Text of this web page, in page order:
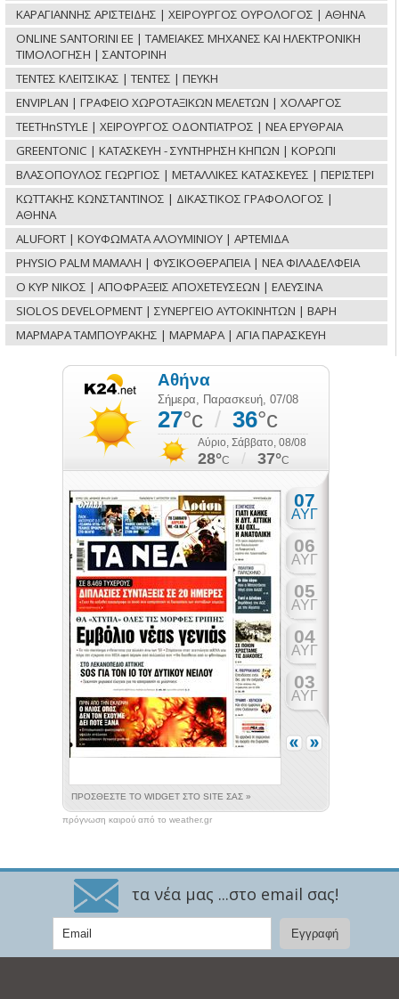
ΚΑΡΑΓΙΑΝΝΗΣ ΑΡΙΣΤΕΙΔΗΣ | ΧΕΙΡΟΥΡΓΟΣ ΟΥΡΟΛΟΓΟΣ | ΑΘΗΝΑ
ONLINE SANTORINI ΕΕ | ΤΑΜΕΙΑΚΕΣ ΜΗΧΑΝΕΣ ΚΑΙ ΗΛΕΚΤΡΟΝΙΚΗ
ΤΙΜΟΛΟΓΗΣΗ | ΣΑΝΤΟΡΙΝΗ
ΤΕΝΤΕΣ ΚΛΕΙΤΣΙΚΑΣ | ΤΕΝΤΕΣ | ΠΕΥΚΗ
ENVIPLAN | ΓΡΑΦΕΙΟ ΧΩΡΟΤΑΞΙΚΩΝ ΜΕΛΕΤΩΝ | ΧΟΛΑΡΓΟΣ
TEETHnSTYLE | ΧΕΙΡΟΥΡΓΟΣ ΟΔΟΝΤΙΑΤΡΟΣ | ΝΕΑ ΕΡΥΘΡΑΙΑ
GREENTONIC | ΚΑΤΑΣΚΕΥΗ - ΣΥΝΤΗΡΗΣΗ ΚΗΠΩΝ | ΚΟΡΩΠΙ
ΒΛΑΣΟΠΟΥΛΟΣ ΓΕΩΡΓΙΟΣ | ΜΕΤΑΛΛΙΚΕΣ ΚΑΤΑΣΚΕΥΕΣ | ΠΕΡΙΣΤΕΡΙ
ΚΩΤΤΑΚΗΣ ΚΩΝΣΤΑΝΤΙΝΟΣ | ΔΙΚΑΣΤΙΚΟΣ ΓΡΑΦΟΛΟΓΟΣ |
ΑΘΗΝΑ
ALUFORT | ΚΟΥΦΩΜΑΤΑ ΑΛΟΥΜΙΝΙΟΥ | ΑΡΤΕΜΙΔΑ
PHYSIO PALM ΜΑΜΑΛΗ | ΦΥΣΙΚΟΘΕΡΑΠΕΙΑ | ΝΕΑ ΦΙΛΑΔΕΛΦΕΙΑ
Ο ΚΥΡ ΝΙΚΟΣ | ΑΠΟΦΡΑΞΕΙΣ ΑΠΟΧΕΤΕΥΣΕΩΝ | ΕΛΕΥΣΙΝΑ
SIOLOS DEVELOPMENT | ΣΥΝΕΡΓΕΙΟ ΑΥΤΟΚΙΝΗΤΩΝ | ΒΑΡΗ
ΜΑΡΜΑΡΑ ΤΑΜΠΟΥΡΑΚΗΣ | ΜΑΡΜΑΡΑ | ΑΓΙΑ ΠΑΡΑΣΚΕΥΗ
πρόγνωση καιρού από το weather.gr
τα νέα μας ...στο email σας!